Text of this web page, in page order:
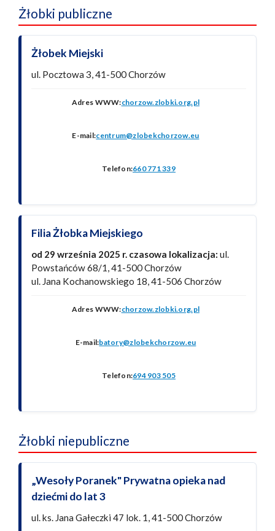
Żłobki publiczne
Żłobek Miejski
ul. Pocztowa 3, 41-500 Chorzów
Adres WWW:chorzow.zlobki.org.pl
E-mail:centrum@zlobekchorzow.eu
Telefon:660 771 339
Filia Żłobka Miejskiego
od 29 września 2025 r. czasowa lokalizacja: ul.
Powstańców 68/1, 41-500 Chorzów
ul. Jana Kochanowskiego 18, 41-506 Chorzów
Adres WWW:chorzow.zlobki.org.pl
E-mail:batory@zlobekchorzow.eu
Telefon:694 903 505
Żłobki niepubliczne
„Wesoły Poranek" Prywatna opieka nad
dziećmi do lat 3
ul. ks. Jana Gałeczki 47 lok. 1, 41-500 Chorzów